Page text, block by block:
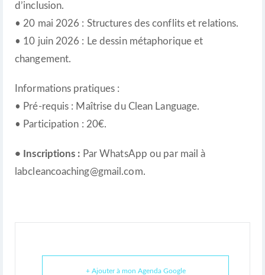
d’inclusion.
• 20 mai 2026 : Structures des conflits et relations.
• 10 juin 2026 : Le dessin métaphorique et
changement.
Informations pratiques :
• Pré-requis : Maîtrise du Clean Language.
• Participation : 20€.
• Inscriptions : Par WhatsApp ou par mail à
labcleancoaching@gmail.com.
+ Ajouter à mon Agenda Google